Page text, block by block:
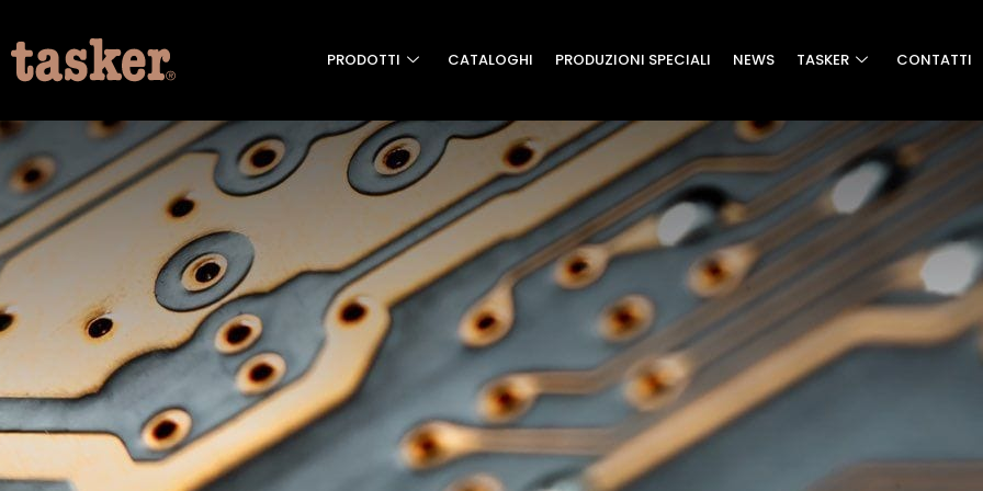
PRODOTTI CATALOGHI PRODUZIONI SPECIALI NEWS TASKER CONTATTI